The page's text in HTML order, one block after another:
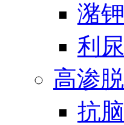
潴
利
高渗
抗